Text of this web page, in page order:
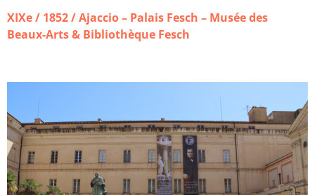
XIXe / 1852 / Ajaccio – Palais Fesch – Musée des
Beaux-Arts& Bibliothèque Fesch